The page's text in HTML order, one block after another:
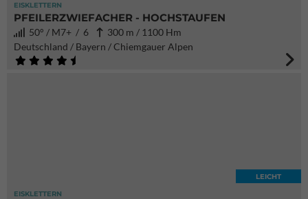
EISKLETTERN
PFEILERZWIEFACHER - HOCHSTAUFEN
50° / M7+ / 6
300 m / 1100 Hm
Deutschland / Bayern / Chiemgauer Alpen
EISKLETTERN
LEICHT